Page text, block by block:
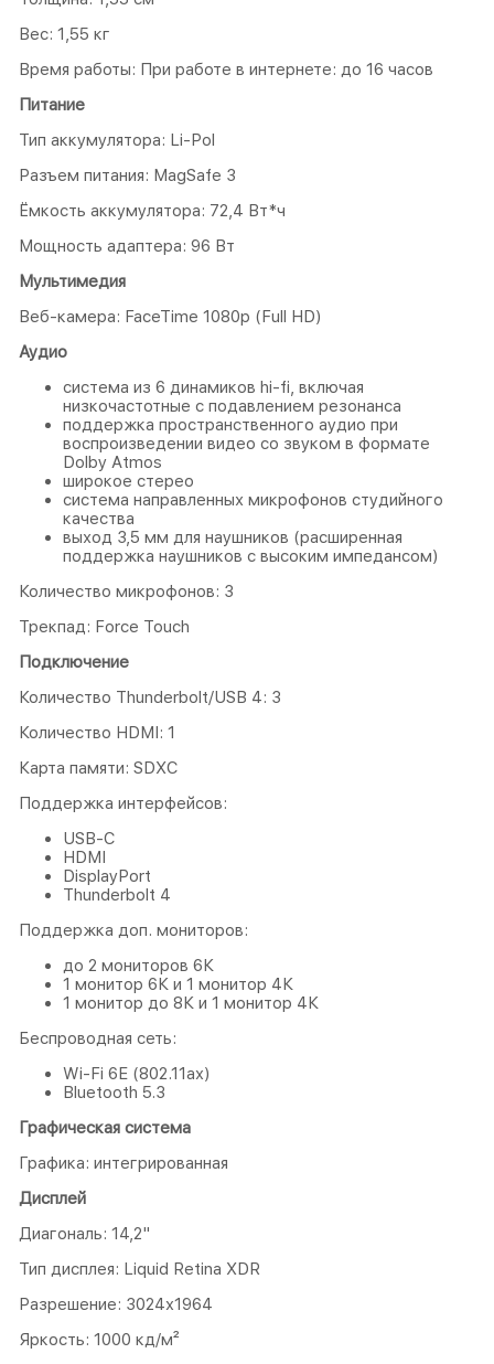
Вес: 1,55 кг
Время работы: При работе в интернете: до 16 часов
Питание
Тип аккумулятора: Li-Pol
Разъем питания: MagSafe 3
Ёмкость аккумулятора: 72,4 Вт*ч
Мощность адаптера: 96 Вт
Мультимедия
Веб-камера: FaceTime 1080p (Full HD)
Аудио
система из 6 динамиков hi-fi, включая
низкочастотные с подавлением резонанса
поддержка пространственного аудио при
воспроизведении видео со звуком в формате
Dolby Atmos
широкое стерео
система направленных микрофонов студийного
качества
выход 3,5 мм для наушников (расширенная
поддержка наушников с высоким импедансом)
Количество микрофонов: 3
Трекпад: Force Touch
Подключение
Количество Thunderbolt/USB 4: 3
Количество HDMI: 1
Карта памяти: SDXC
Поддержка интерфейсов:
USB-C
HDMI
DisplayPort
Thunderbolt 4
Поддержка доп. мониторов:
до 2 мониторов 6К
1 монитор 6К и 1 монитор 4К
1 монитор до 8К и 1 монитор 4К
Беспроводная сеть:
Wi-Fi 6E (802.11ax)
Bluetooth 5.3
Графическая система
Графика: интегрированная
Дисплей
Диагональ: 14,2"
Тип дисплея: Liquid Retina XDR
Разрешение: 3024x1964
Яркость: 1000 кд/м²